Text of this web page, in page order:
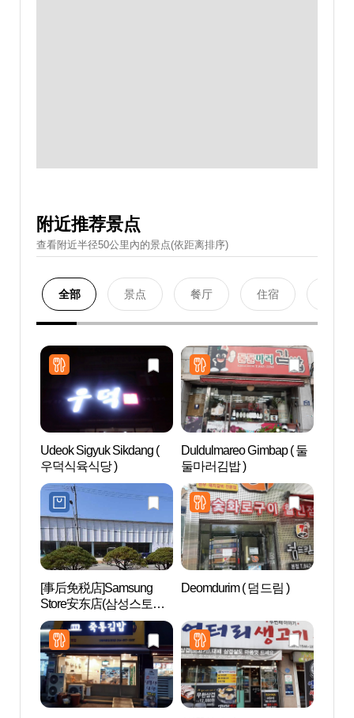
附近推荐景点
查看附近半径50公里內的景点(依距离排序)
全部 景点 餐厅 住宿
Udeok Sigyuk Sikdang (
우덕식육식당 )
Duldulmareo Gimbap ( 둘
둘마러김밥 )
[事后免税店]Samsung
Store安东店(삼성스토어
안동)
Deomdurim ( 덤드림 )